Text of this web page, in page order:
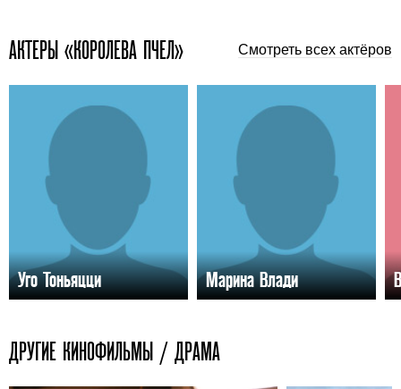
АКТЕРЫ «КОРОЛЕВА ПЧЕЛ» Смотреть всех актёров
Уго Тоньяцци Марина Влади
ДРУГИЕ КИНОФИЛЬМЫ / ДРАМА